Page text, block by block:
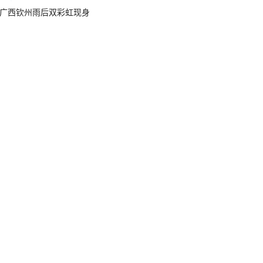
广西钦州雨后双彩虹现身